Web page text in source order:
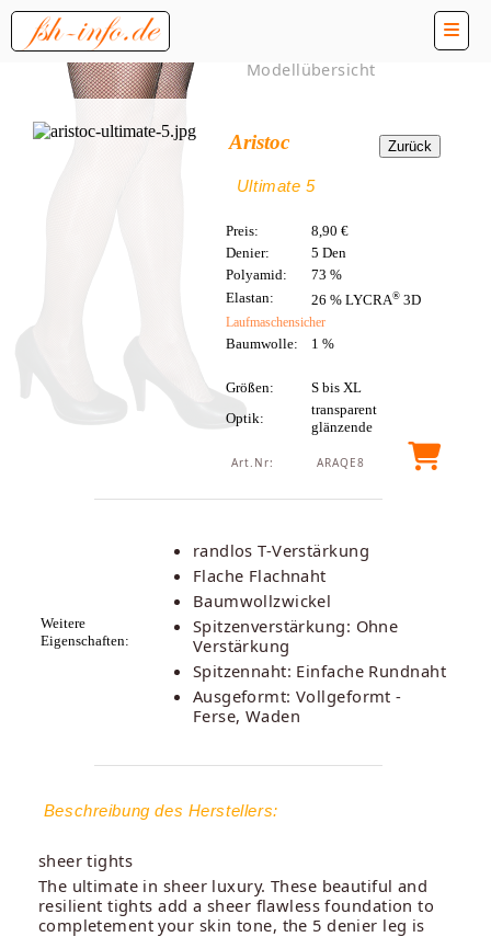
Modellübersicht
Aristoc
Ultimate 5
Preis:
8,90 €
Denier:
5 Den
Polyamid:
73 %
Elastan:
26 % LYCRA®3D
Laufmaschensicher
Baumwolle: 1 %
Größen:
S bis XL
Optik:
transparent
glänzende
Art.Nr: ARAQE8
Weitere
Eigenschaften:
randlos T-Verstärkung
Flache Flachnaht
Baumwollzwickel
Spitzenverstärkung: Ohne
Verstärkung
Spitzennaht: Einfache Rundnaht
Ausgeformt: Vollgeformt -
Ferse, Waden
Beschreibung des Herstellers:
sheer tights
The ultimate in sheer luxury. These beautiful and
resilient tights add a sheer flawless foundation to
completement your skin tone, the 5 denier leg is